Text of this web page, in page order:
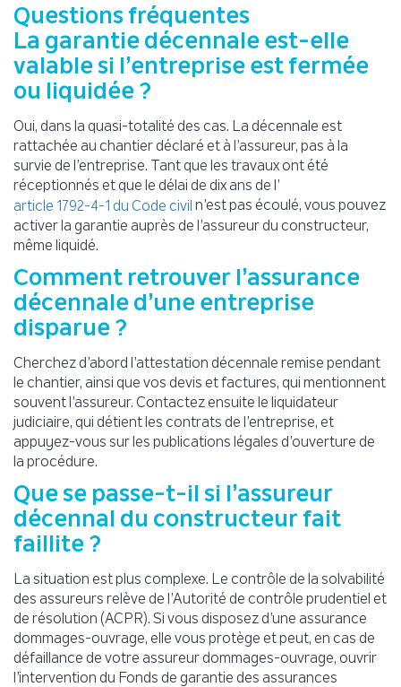
Questions fréquentes
La garantie décennale est-elle
valable si l’entreprise est fermée
ou liquidée ?
Oui, dans la quasi-totalité des cas. La décennale est
rattachée au chantier déclaré et à l’assureur, pas à la
survie de l’entreprise. Tant que les travaux ont été
réceptionnés et que le délai de dix ans de l’
article 1792-4-1 du Code civil n’est pas écoulé, vous pouvez
activer la garantie auprès de l’assureur du constructeur,
même liquidé.
Comment retrouver l’assurance
décennale d’une entreprise
disparue ?
Cherchez d’abord l’attestation décennale remise pendant
le chantier, ainsi que vos devis et factures, qui mentionnent
souvent l’assureur. Contactez ensuite le liquidateur
judiciaire, qui détient les contrats de l’entreprise, et
appuyez-vous sur les publications légales d’ouverture de
la procédure.
Que se passe-t-il si l’assureur
décennal du constructeur fait
faillite ?
La situation est plus complexe. Le contrôle de la solvabilité
des assureurs relève de l’Autorité de contrôle prudentiel et
de résolution (ACPR). Si vous disposez d’une assurance
dommages-ouvrage, elle vous protège et peut, en cas de
défaillance de votre assureur dommages-ouvrage, ouvrir
l’intervention du Fonds de garantie des assurances